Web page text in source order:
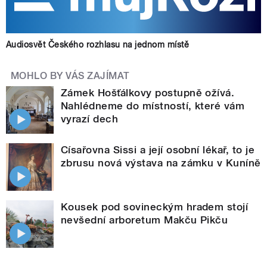
Audiosvět Českého rozhlasu na jednom místě
MOHLO BY VÁS ZAJÍMAT
Zámek Hošťálkovy postupně ožívá.
Nahlédneme do místností, které vám
vyrazí dech
Císařovna Sissi a její osobní lékař, to je
zbrusu nová výstava na zámku v Kuníně
Kousek pod sovineckým hradem stojí
nevšední arboretum Makču Pikču